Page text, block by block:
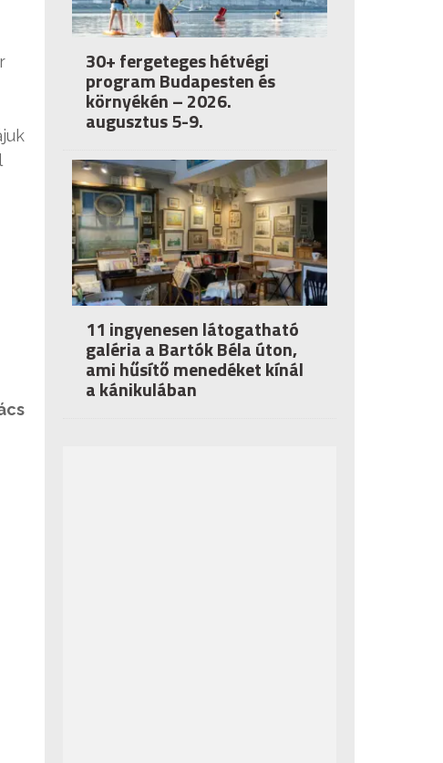
30+ fergeteges hétvégi
program Budapesten és
környékén – 2026.
augusztus 5-9.
11 ingyenesen látogatható
galéria a Bartók Béla úton,
ami hűsítő menedéket kínál
a kánikulában